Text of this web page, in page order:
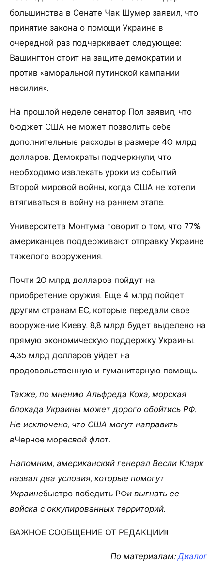
большинства в Сенате Чак Шумер заявил, что
принятие закона о помощи Украине в
очередной раз подчеркивает следующее:
Вашингтон стоит на защите демократии и
против «аморальной путинской кампании
насилия».
На прошлой неделе сенатор Пол заявил, что
бюджет США не может позволить себе
дополнительные расходы в размере 40 млрд
долларов. Демократы подчеркнули, что
необходимо извлекать уроки из событий
Второй мировой войны, когда США не хотели
втягиваться в войну на раннем этапе.
Университета Монтума говорит о том, что 77%
американцев поддерживают отправку Украине
тяжелого вооружения.
Почти 20 млрд долларов пойдут на
приобретение оружия. Еще 4 млрд пойдет
другим странам ЕС, которые передали свое
вооружение Киеву. 8,8 млрд будет выделено на
прямую экономическую поддержку Украины.
4,35 млрд долларов уйдет на
продовольственную и гуманитарную помощь.
Также, по мнению Альфреда Коха, морская
блокада Украины может дорого обойтись РФ.
Не исключено, что США могут направить
вЧерное моресвой флот.
Напомним, американский генерал Весли Кларк
назвал два условия, которые помогут
Украинебыстро победить РФи выгнать ее
войска с оккупированных территорий.
ВАЖНОЕ СООБЩЕНИЕ ОТ РЕДАКЦИИ!!
По материалам:Диалог